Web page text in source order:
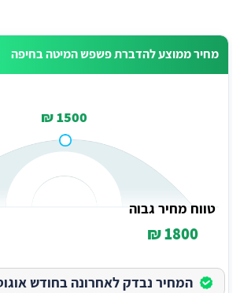
מחיר ממוצע להדברת פשפש המיטה בחיפה
1500 ₪
טווח מחיר גבוה
1800 ₪
המחיר נבדק לאחרונה בחודש אוגוסט